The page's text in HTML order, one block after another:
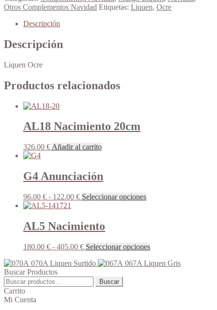
cantidad
Otros Complementos Navidad Etiquetas: Liquen, Ocre
Descripción
Descripción
Liquen Ocre
Productos relacionados
AL18 Nacimiento 20cm
326.00 € Añadir al carrito
G4 Anunciación
96.00 € - 122.00 €Rango
desde
96.00 €
122.00 €
Seleccionar opcionesEste
opciones
pueden
AL5 Nacimiento
180.00 € - 405.00 €Rango
precios:
180.00 €
Seleccionar opcionesEste
tiene
070A Liquen Surtido
067A Liquen Gris
Buscar Productos
Buscar
por:
Buscar
Carrito
Mi Cuenta